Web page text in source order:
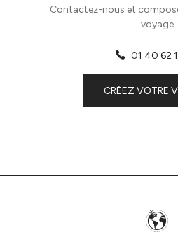
Contactez-nous et
voyage
01 40 62
CRÉEZ VOTRE